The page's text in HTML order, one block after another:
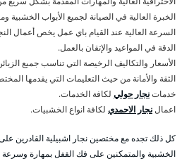
الخبرة العالية في الصيانة لجميع الأبواب
السرعة العالية عند القيام باي عمل يخص أعمال
الدقة في المواعيد والإتقان بالعمل.
الأسعار والتكاليف الرخيصة التي تناسب جميع
الثقة والأمانة من حيث التعليمات التي يقدمها
خدماتنجار حولي لكافة الخدمات.
اعمالنجار الاحمدي لكافة انواع الخشبيات.
كل ذلك تجده مع مختصين نجار اشبيلية القادرين على
الخشبية والمتمكنين على فك القفل بمهارة